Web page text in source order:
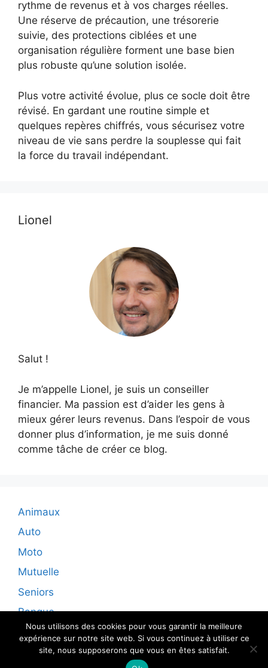
rythme de revenus et à vos charges réelles.
Une réserve de précaution, une trésorerie
suivie, des protections ciblées et une
organisation régulière forment une base bien
plus robuste qu’une solution isolée.
Plus votre activité évolue, plus ce socle doit être
révisé. En gardant une routine simple et
quelques repères chiffrés, vous sécurisez votre
niveau de vie sans perdre la souplesse qui fait
la force du travail indépendant.
Lionel
Salut !
Je m’appelle Lionel, je suis un conseiller
financier. Ma passion est d’aider les gens à
mieux gérer leurs revenus. Dans l’espoir de vous
donner plus d’information, je me suis donné
comme tâche de créer ce blog.
Animaux
Auto
Moto
Mutuelle
Seniors
Banque
Nous utilisons des cookies pour vous garantir la meilleure
expérience sur notre site web. Si vous continuez à utiliser ce
site, nous supposerons que vous en êtes satisfait.